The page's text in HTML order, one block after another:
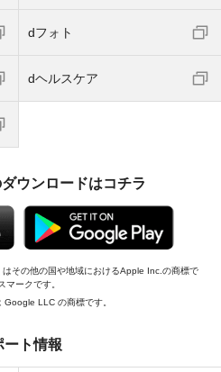
dフォト
dヘルスケア
ウンロードはコチラ
その他の国や地域におけるApple Inc.の商標で
ークです。
LLC の商標です。
ート情報